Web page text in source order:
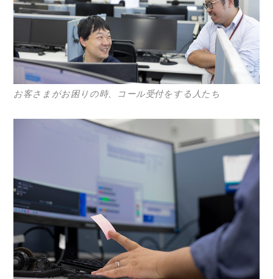
お客さまがお困りの時、コール受付をする人たち